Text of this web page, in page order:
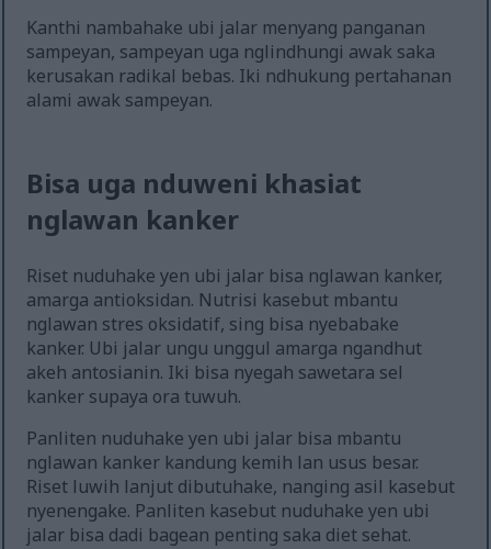
Kanthi nambahake ubi jalar menyang panganan
sampeyan, sampeyan uga nglindhungi awak saka
kerusakan radikal bebas. Iki ndhukung pertahanan
alami awak sampeyan.
Bisa uga nduweni khasiat
nglawan kanker
Riset nuduhake yen ubi jalar bisa nglawan kanker,
amarga antioksidan. Nutrisi kasebut mbantu
nglawan stres oksidatif, sing bisa nyebabake
kanker. Ubi jalar ungu unggul amarga ngandhut
akeh antosianin. Iki bisa nyegah sawetara sel
kanker supaya ora tuwuh.
Panliten nuduhake yen ubi jalar bisa mbantu
nglawan kanker kandung kemih lan usus besar.
Riset luwih lanjut dibutuhake, nanging asil kasebut
nyenengake. Panliten kasebut nuduhake yen ubi
jalar bisa dadi bagean penting saka diet sehat.